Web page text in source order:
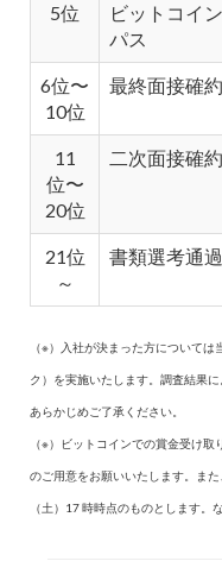
5位
ビットコイ
パス
6位〜
10位
最終面接確
11
位〜
20位
二次面接確
21位
～
書類選考通
（※）入社が決まった方について
ク）を実施いたします。調査結果
あらかじめご了承ください。
（※）ビットコインでの賞金受け
のご用意をお願いいたします。ま
（土）17 時時点のものとします。